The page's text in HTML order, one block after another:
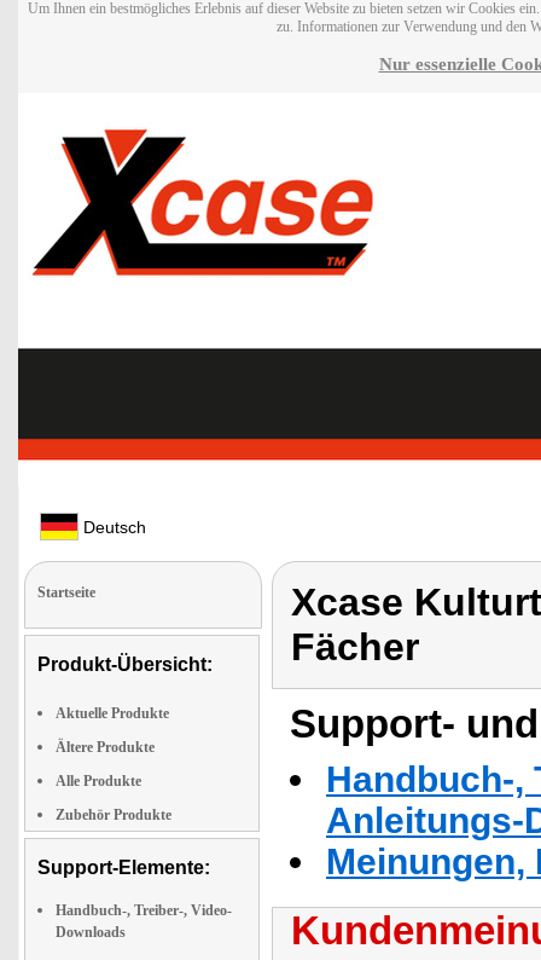
Um Ihnen ein bestmögliches Erlebnis auf dieser Website zu bieten setzen wir Cookies
zu. Informationen zur Verwendung und den
Nur essenzielle
Deutsch
Startseite
Produkt-Übersicht:
Aktuelle Produkte
Ältere Produkte
Alle Produkte
Zubehör Produkte
Support-Elemente:
Handbuch-, Treiber-, Video-
Downloads
Xcase
Fächer
Support-
Handbuch-,
Anleitungs-